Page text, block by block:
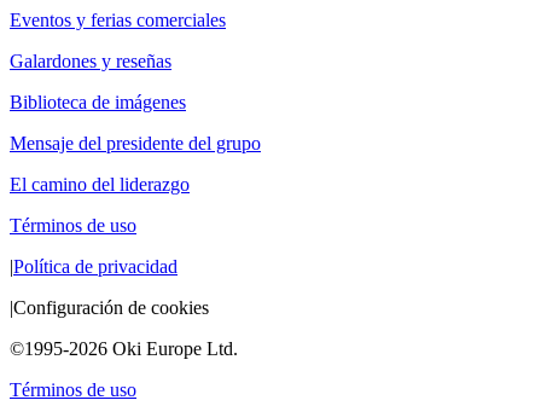
Eventos y ferias comerciales
Galardones y reseñas
Biblioteca de imágenes
Mensaje del presidente del grupo
El camino del liderazgo
Términos de uso
|Política de privacidad
|Configuración de cookies
©1995-2026 Oki Europe Ltd.
Términos de uso